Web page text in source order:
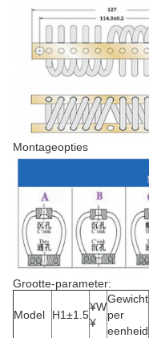
Montageopties
Grootte-parameter:
Model H1±1.5
¥W
¥
Gewicht
per
eenheid